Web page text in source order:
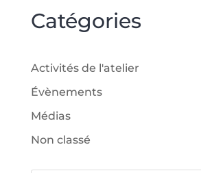
Catégories
Activités de l'atelier
Évènements
Médias
Non classé